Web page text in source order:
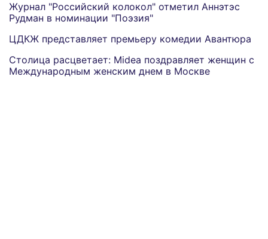
Журнал "Российский колокол" отметил Аннэтэс
Рудман в номинации "Поэзия"
ЦДКЖ представляет премьеру комедии Авантюра
Столица расцветает: Midea поздравляет женщин с
Международным женским днем в Москве